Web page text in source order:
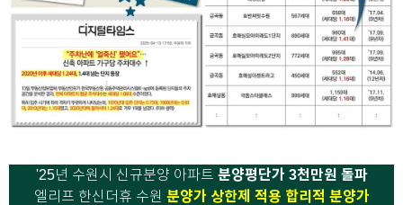
'25년 수원시 신규분양 아파트 분양평단가 3천만원 돌파
엘리프 한신더휴 수원 분양가 상한제 적용 합리적 분양가